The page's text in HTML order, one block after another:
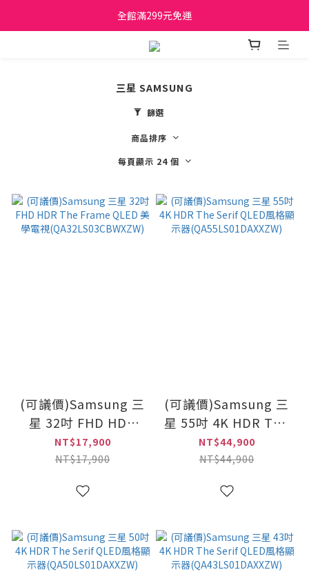
日立家電、國際牌 原廠管制價格 私訊優惠價
全館滿299元免運
日立家電、國際牌 原廠管制價格 私訊優惠價
三星 SAMSUNG
篩選
商品排序
每頁顯示 24 個
(可議價)Samsung 三
星 32吋 FHD HDR
The Frame QLED 美
學電視
NT$17,900
NT$17,900
(可議價)Samsung 三
星 55吋 4K HDR The
Serif QLED風格顯示
器
NT$44,900
NT$44,900